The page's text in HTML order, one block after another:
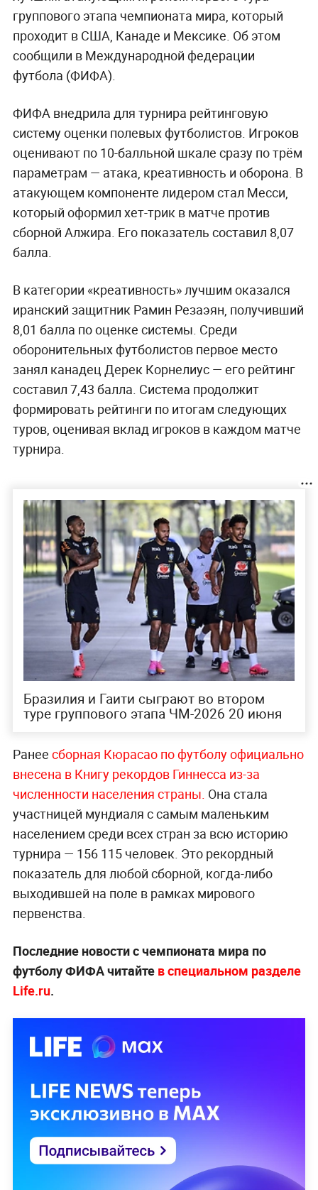
группового этапа чемпионата мира, который
проходит в США, Канаде и Мексике. Об этом
сообщили в Международной федерации
футбола (ФИФА).
ФИФА внедрила для турнира рейтинговую
систему оценки полевых футболистов. Игроков
оценивают по 10-балльной шкале сразу по трём
параметрам — атака, креативность и оборона. В
атакующем компоненте лидером стал Месси,
который оформил хет-трик в матче против
сборной Алжира. Его показатель составил 8,07
балла.
В категории «креативность» лучшим оказался
иранский защитник Рамин Резаэян, получивший
8,01 балла по оценке системы. Среди
оборонительных футболистов первое место
занял канадец Дерек Корнелиус — его рейтинг
составил 7,43 балла. Система продолжит
формировать рейтинги по итогам следующих
туров, оценивая вклад игроков в каждом матче
турнира.
Бразилия и Гаити сыграют во втором
туре группового этапа ЧМ-2026 20 июня
Ранее сборная Кюрасао по футболу официально
внесена в Книгу рекордов Гиннесса из-за
численности населения страны. Она стала
участницей мундиаля с самым маленьким
населением среди всех стран за всю историю
турнира — 156 115 человек. Это рекордный
показатель для любой сборной, когда-либо
выходившей на поле в рамках мирового
первенства.
Последние новости с чемпионата мира по
футболу ФИФА читайте в специальном разделе
Life.ru.